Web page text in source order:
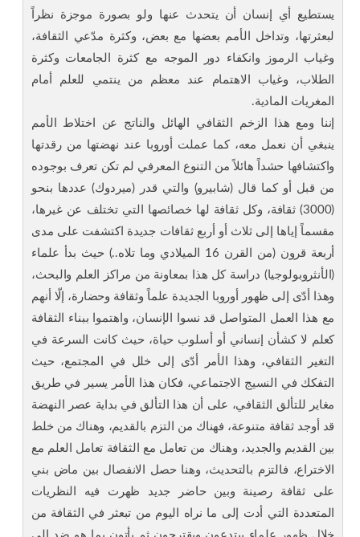
يستطيع أي إنسان أن يتحدث عنها ولو بصورة موجزة نظراً
لبعثرتها، وتداخل الأمم بعضها مع بعض، وكثرة مدّعي الثقافة،
وغياب الرموز وانكفاء دور الموجه مع كثرة الجامعات وكثرة
الطلاب، وغياب الاهتمام عند معظم من ينتمي للعلم أمام
المغريات المادية.
إننا ومع هذا الزخم الثقافي الهائل والناتج عن اختلاط الأمم
ينبغي أن نعمل معه، كما عملت أوروبا عند نهضتها من رقدتها
واكتشافها حشداً هائلاً من التنوع المعرفي لم تكن تعرف بوجوده
من قبل أو كما قال (شابيرو) والتي قدر (ميردوك) عددها بنحو
(3000) ثقافة، وكل ثقافة لها خصائصها التي تختلف عن غيرها،
مقسماً إياها إلى ثلاث أو أربع ثقافات جديدة اكتشفت على مدى
أربعة قرون (من القرن 16 الميلادي وما تلاه..) حيث بدأ علماء
(الأنثروبولوجيا) دراسة كل هذا بمعاونة من مراكز العلم والبحث،
وهذا أدّى إلى ظهور أوروبا الجديدة علماً وثقافة وحضارة، إلّا أنهم
مع هذا العمل المتواصل قد نسوا الإنسان، واهتموا ببناء الثقافة
كعلم لا كشأن إنساني أو أسلوب حياة، حيث كانت السرعة في
التغير الثقافي، وهذا الأمر أدّى إلى خلل في المجتمع، حيث
التفكك في النسيج الاجتماعي، فكان هذا الأمر يسير في طريق
مغاير للتألق الثقافي، على أن هذا التألق في بداية عصر النهضة
قد أوجد ثقافة متنوعة، فهناك من التزم بالقديم، وهناك من خلط
بين القديم والجديد، وهناك من تعامل مع الثقافة تعامل العلم مع
الاختراع، فالتزم بالتحديث، وهنا حصل الانفصال بين ماض بني
على ثقافة رصينة وبين حاضر جديد ظهرت فيه النظريات
المتعددة التي أدت إلى ما نراه اليوم من تبعثر في الثقافة من